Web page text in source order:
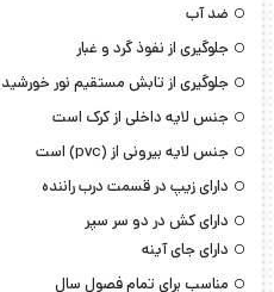
ضد آب
جلوگیری از نفوذ گرد و غبار
جلوگیری از تابش مستقیم نور خورشید
جنس لایه داخلی از کرک است
جنس لایه بیرونی از (pvc) است
دارای زیپ در قسمت درب راننده
دارای کش در دو سر سپر
دارای جای آینه
مناسب برای تمام فصول سال